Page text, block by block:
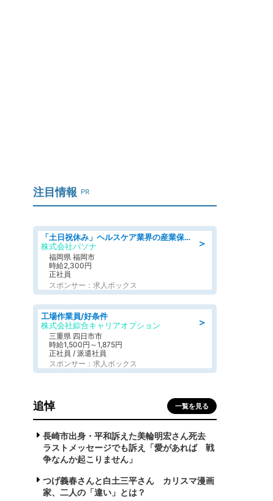
注目情報 PR
＞
「土日祝休み」ヘルスケア業界の産業保健師/高時給/未経験OK/要資格:保健師、正看護師
株式会社パソナ
福岡県 福岡市
時給2,300円
正社員
スポンサー：求人ボックス
＞
工場作業員/好条件
株式会社綜合キャリアオプション
三重県 四日市市
時給1,500円～1,875円
正社員 / 派遣社員
スポンサー：求人ボックス
追悼 一覧を見る
長崎市出身・平和訴えた美輪明宏さん死去
ラストメッセージでも訴え「愛があれば 戦
争なんか起こりません」
つげ義春さんと白土三平さん カリスマ漫画
家、二人の「違い」とは？